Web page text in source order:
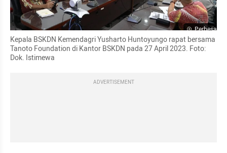
Perbesar
Kepala BSKDN Kemendagri Yusharto Huntoyungo rapat bersama
Tanoto Foundation di Kantor BSKDN pada 27 April 2023. Foto:
Dok. Istimewa
ADVERTISEMENT